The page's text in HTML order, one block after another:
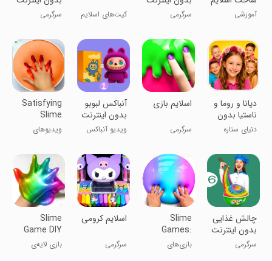
آموزشی
9
سرگرمی کیت‌های اسلایم
1
سرگرمی
‏دیانا و روما و
ناستیا بدون
اینترنت
دنیای ستاره
اسلایم بازی
سرگرمی
‏آنباکس لبوبو
بدون اینترنت
1
ویدیو آنباکس
Satisfying
Slime
Videos
ویدیوهای
رضایت‌بخش
‏‏‏چالش غذایی
بدون اینترنت
6
سرگرمی
Slime
Games:
Slime
Simulator
بازی‌های
‏اسلایم کرومی
سرگرمی
Slime
Game DIY
Slime
Simulator
بازی لایه‌ی